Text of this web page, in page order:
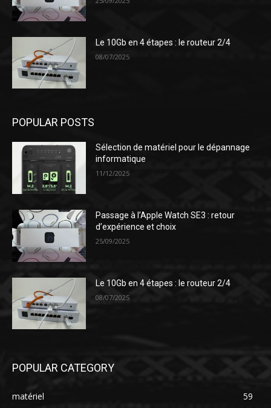
Le 10Gb en 4 étapes : le routeur 2/4
08/07/2025
POPULAR POSTS
Sélection de matériel pour le dépannage
informatique
11/12/2025
Passage à l’Apple Watch SE3 : retour
d’expérience et choix
25/09/2025
Le 10Gb en 4 étapes : le routeur 2/4
08/07/2025
POPULAR CATEGORY
matériel
59